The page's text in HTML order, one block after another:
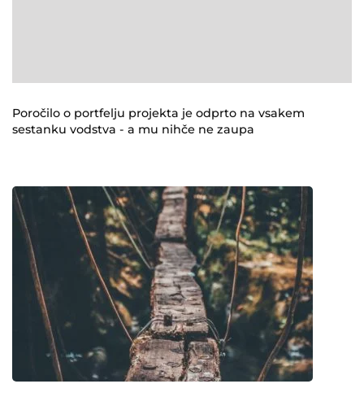
Poročilo o portfelju projekta je odprto na vsakem
sestanku vodstva - a mu nihče ne zaupa